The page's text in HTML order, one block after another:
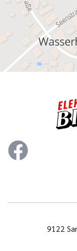
9122